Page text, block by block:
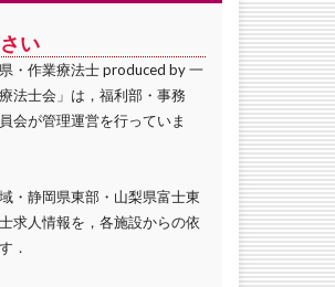
い
・作業療法士 produced by 一
法士会」は，福利部・事務
会が管理運営を行っていま
・静岡県東部・山梨県富士東
求人情報を，各施設からの依
．